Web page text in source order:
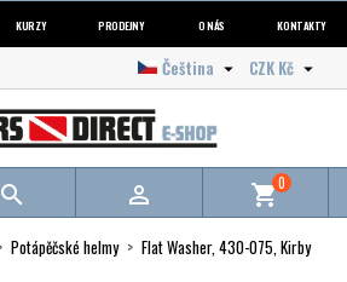
KURZY PRODEJNY O NÁS KONTAKTY
CZK Kč 
Čeština 
  shopping_cart0
Potápěčské helmy
Flat Washer, 430-075, Kirby